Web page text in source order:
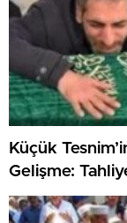
Küçük
Gelişme: